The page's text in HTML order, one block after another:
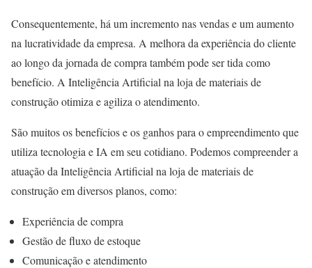
Consequentemente, há um incremento nas vendas e um aumento
na lucratividade da empresa. A melhora da experiência do cliente
ao longo da jornada de compra também pode ser tida como
benefício. A Inteligência Artificial na loja de materiais de
construção otimiza e agiliza o atendimento.
São muitos os benefícios e os ganhos para o empreendimento que
utiliza tecnologia e IA em seu cotidiano. Podemos compreender a
atuação da Inteligência Artificial na loja de materiais de
construção em diversos planos, como:
Experiência de compra
Gestão de fluxo de estoque
Comunicação e atendimento